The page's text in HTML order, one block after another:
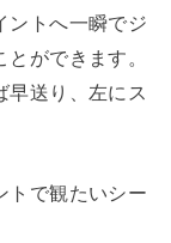
ントへ一瞬でジ
ができます。
早送り、左にス
トで観たいシー